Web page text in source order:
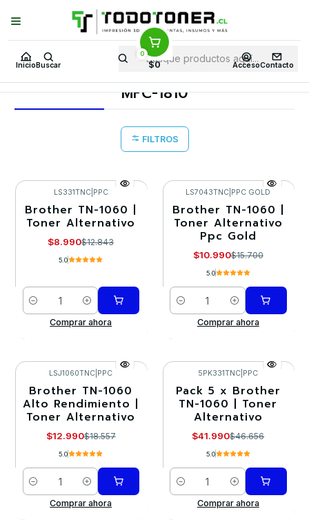
Inicio Buscar
0
$0 AccesoContacto
Puedes Elegir: Comprar enTienda· Despachoa Todo Chile · Retiro en
Tienda en24 Horas
Inicio Toner y tambor Toner Alternativo BROTHER
Equipos BROTHER
MFC-1810
FILTROS
-30%
LS331TNC| PPC
Brother TN-1060 |
Toner Alternativo
$8.990$12.843
5.0
Cantidad
Comprar ahora
-30%
LS7043TNC PPC GOLD
Brother TN-1060 |
Toner Alternativo
Ppc Gold
$10.990$15.700
5.0
Cantidad
Comprar ahora
-30%
LSJ1060TNC PPC
Brother TN-1060
Alto Rendimiento |
Toner Alternativo
$12.990$18.557
5.0
Cantidad
Comprar ahora
-10%
5PK331TNC PPC
Pack 5 x Brother
TN-1060 | Toner
Alternativo
$41.990$46.656
5.0
Cantidad
Comprar ahora